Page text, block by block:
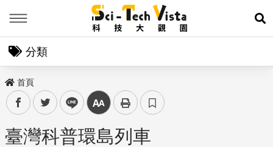
展
分類
首頁
facebooktwitter line 中
臺灣科普環島列車